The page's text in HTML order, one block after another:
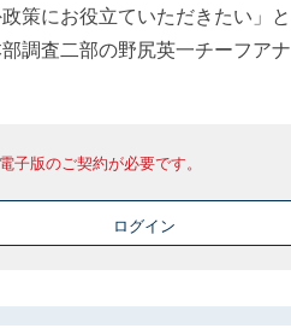
策にお役立ていただきたい」と
調査二部の野尻英一チーフアナ
子版のご契約が必要です。
ログイン